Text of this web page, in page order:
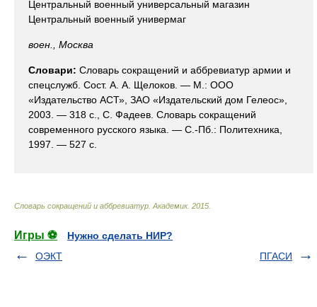
Центральный военный универсальный магазин
Центральный военный универмаг
воен., Москва
Словари: Словарь сокращений и аббревиатур армии и
спецслужб. Сост. А. А. Щелоков. — М.: ООО
«Издательство АСТ», ЗАО «Издательский дом Гелеос»,
2003. — 318 с., С. Фадеев. Словарь сокращений
современного русского языка. — С.-Пб.: Политехника,
1997. — 527 с.
Словарь сокращений и аббревиатур Академик. 2015
Игры ⚽
Нужно сделать НИР?
ОЭКТ
ПГАСИ